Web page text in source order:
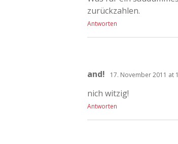
zurückzahlen.
Antworten
and! 17. November 2011 at
nich witzig!
Antworten